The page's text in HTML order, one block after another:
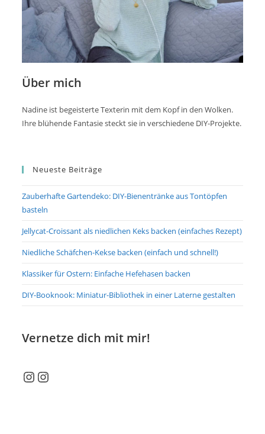
Über mich
Nadine ist begeisterte Texterin mit dem Kopf in den Wolken.
Ihre blühende Fantasie steckt sie in verschiedene DIY-Projekte.
Neueste Beiträge
Zauberhafte Gartendeko: DIY-Bienentränke aus Tontöpfen
basteln
Jellycat-Croissant als niedlichen Keks backen (einfaches Rezept)
Niedliche Schäfchen-Kekse backen (einfach und schnell!)
Klassiker für Ostern: Einfache Hefehasen backen
DIY-Booknook: Miniatur-Bibliothek in einer Laterne gestalten
Vernetze dich mit mir!
Instagram
Instagram